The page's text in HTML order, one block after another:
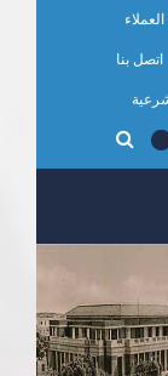
اتصل بنا